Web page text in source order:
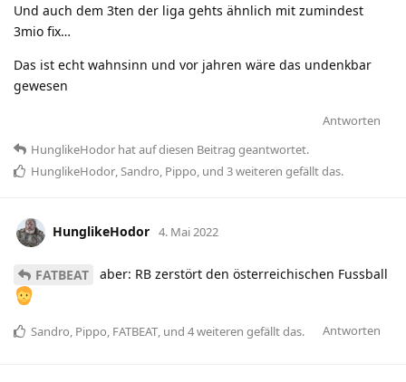
Und auch dem 3ten der liga gehts ähnlich mit zumindest
3mio fix…
Das ist echt wahnsinn und vor jahren wäre das undenkbar
gewesen
Antworten
HunglikeHodor hatauf diesen Beitrag geantwortet.
HunglikeHodor,Sandro, Pippo, und 3weiteren gefällt das.
HunglikeHodor 4. Mai 2022
FATBEAT aber: RB zerstört den österreichischen Fussball
Antworten
Sandro, Pippo, FATBEAT, und 4weiteren gefällt das.